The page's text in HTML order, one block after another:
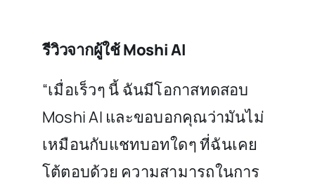
รีวิวจากผู้ใช้ Moshi AI
“เมื่อเร็วๆ นี้ ฉันมีโอกาสทดสอบ
Moshi AI และขอบอกคุณว่ามันไม่
เหมือนกับแชทบอทใดๆ ที่ฉันเคย
โต้ตอบด้วย ความสามารถในการ